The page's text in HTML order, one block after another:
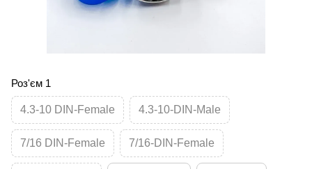
Роз'єм 1
4.3-10 DIN-Female 4.3-10-DIN-Male
7/16 DIN-Female 7/16-DIN-Female